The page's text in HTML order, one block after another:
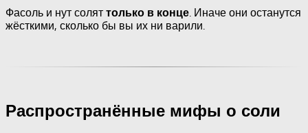
Фасоль и нут солят только в конце. Иначе они останутся
жёсткими, сколько бы вы их ни варили.
Распространённые мифы о соли